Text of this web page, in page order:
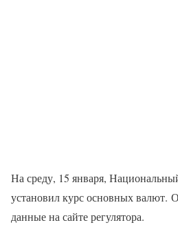
На среду, 15 января,
установил курс основных валют.
данные на сайте регулятора.